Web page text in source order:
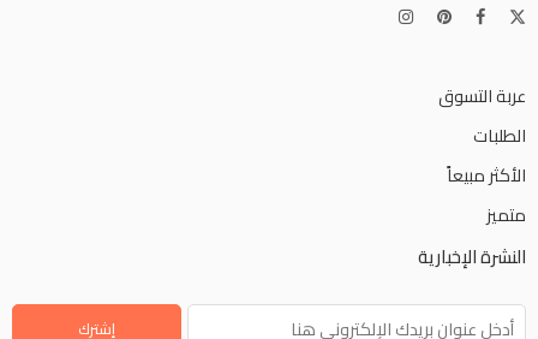
عربة التسوق
الطلبات
الأكثر مبيعاً
متميز
النشرة الإخبارية